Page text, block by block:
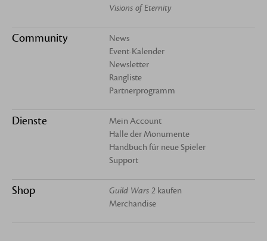
Visions of Eternity
Community
News
Event-Kalender
Newsletter
Rangliste
Partnerprogramm
Dienste
Mein Account
Halle der Monumente
Handbuch für neue Spieler
Support
Shop Guild Wars 2 kaufen
Merchandise